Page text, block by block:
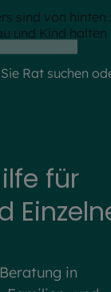
Rat suchen
für
in